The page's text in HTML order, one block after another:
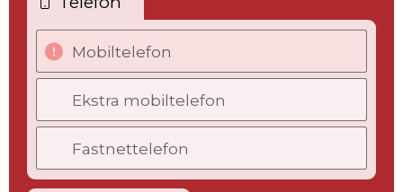
Mobiltelefon
Ekstra mobiltelefon
Fastnettelefon